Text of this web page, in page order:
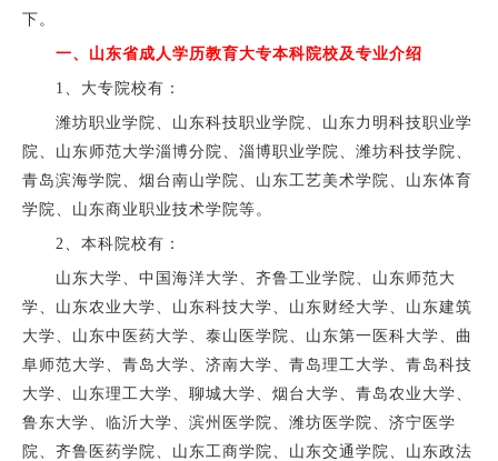
下。
一、山东省成人学历教育大专本科院校及专业介绍
1、大专院校有：
潍坊职业学院、山东科技职业学院、山东力明科技职业学
院、山东师范大学淄博分院、淄博职业学院、潍坊科技学院、
青岛滨海学院、烟台南山学院、山东工艺美术学院、山东体育
学院、山东商业职业技术学院等。
2、本科院校有：
山东大学、中国海洋大学、齐鲁工业学院、山东师范大
学、山东农业大学、山东科技大学、山东财经大学、山东建筑
大学、山东中医药大学、泰山医学院、山东第一医科大学、曲
阜师范大学、青岛大学、济南大学、青岛理工大学、青岛科技
大学、山东理工大学、聊城大学、烟台大学、青岛农业大学、
鲁东大学、临沂大学、滨州医学院、潍坊医学院、济宁医学
院、齐鲁医药学院、山东工商学院、山东交通学院、山东政法